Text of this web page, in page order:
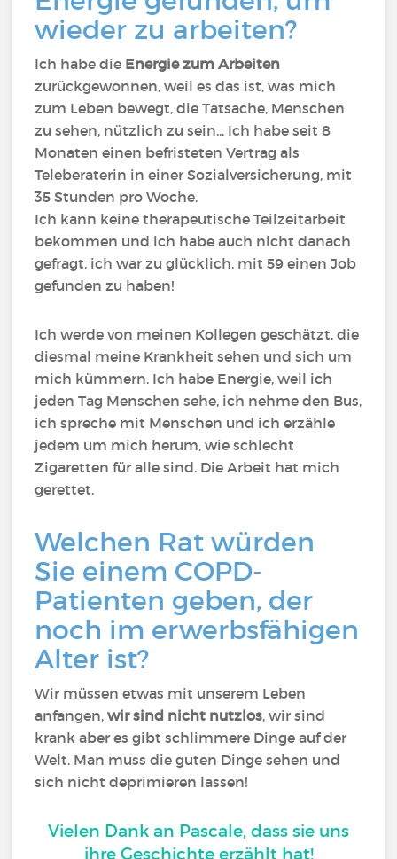
wieder zu arbeiten?
Ich habe die Energie zum Arbeiten
zurückgewonnen, weil es das ist, was mich
zum Leben bewegt, die Tatsache, Menschen
zu sehen, nützlich zu sein... Ich habe seit 8
Monaten einen befristeten Vertrag als
Teleberaterin in einer Sozialversicherung, mit
35 Stunden pro Woche.
Ich kann keine therapeutische Teilzeitarbeit
bekommen und ich habe auch nicht danach
gefragt, ich war zu glücklich, mit 59 einen Job
gefunden zu haben!
Ich werde von meinen Kollegen geschätzt, die
diesmal meine Krankheit sehen und sich um
mich kümmern. Ich habe Energie, weil ich
jeden Tag Menschen sehe, ich nehme den Bus,
ich spreche mit Menschen und ich erzähle
jedem um mich herum, wie schlecht
Zigaretten für alle sind. Die Arbeit hat mich
gerettet.
Welchen Rat würden
Sie einem COPD-
Patienten geben, der
noch im erwerbsfähigen
Alter ist?
Wir müssen etwas mit unserem Leben
anfangen,wir sind nicht nutzlos, wir sind
krank aber es gibt schlimmere Dinge auf der
Welt. Man muss die guten Dinge sehen und
sich nicht deprimieren lassen!
Vielen Dank an Pascale, dass sie uns
ihre Geschichte erzählt hat!